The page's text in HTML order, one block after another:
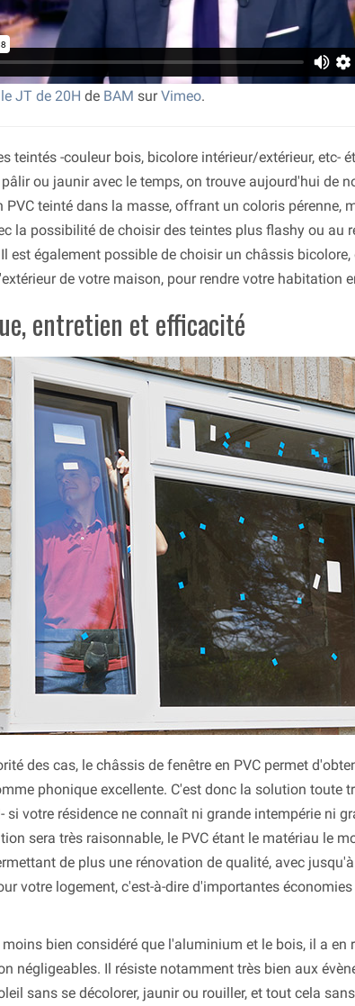
JT de 20H de BAM surVimeo.
teintés -couleur bois, bicolore intérieur/extérieur, etc-
ou jaunir avec le temps, on trouve aujourd'hui de
PVC teinté dans la masse, offrant un coloris pérenne,
la possibilité de choisir des teintes plus flashy ou au
est également possible de choisir un châssis
de votre maison, pour rendre votre habitation
entretien et efficacité
des cas, le châssis de fenêtre en PVC permet
phonique excellente. C'est donc la solution toute
si votre résidence ne connaît ni grande intempérie ni
sera très raisonnable, le PVC étant le matériau le
de plus une rénovation de qualité, avec
votre logement, c'est-à-dire d'importantes
moins bien considéré que l'aluminium et le bois, il a en
négligeables. Il résiste notamment très bien aux
sans se décolorer, jaunir ou rouiller, et tout cela